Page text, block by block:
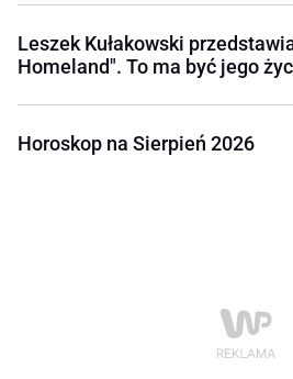
Leszek Kułakowski
Homeland". To ma być jego
Horoskop na Sierpień 2026